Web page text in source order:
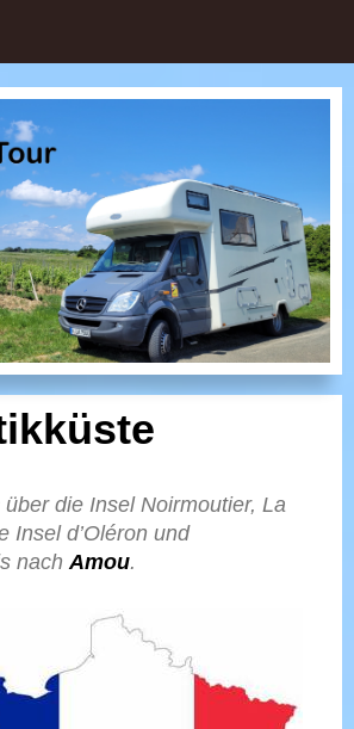
über die Insel Noirmoutier, La
Insel d’Oléron und
nachAmou.